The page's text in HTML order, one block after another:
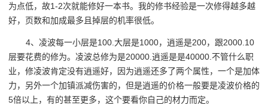
为点低，故1-2次就能修好一本书。我的修书经验是一次修得越多越
好，页数和加成最多且掉层的机率很低。
4、凌波每一小层是100.大层是1000，逍遥是200，跟2000.10
层要花费的修为。凌波总修为是20000.逍遥是是40000.不管什么职
业，修凌波肯定没有逍遥好，因为逍遥还多了两个属性，一个是加体
力，另外一个加镇派减伤害的，但是逍遥的价格一般要是凌波价格的
5倍以上，有的甚至更多，这个要看你自己的材力而定。